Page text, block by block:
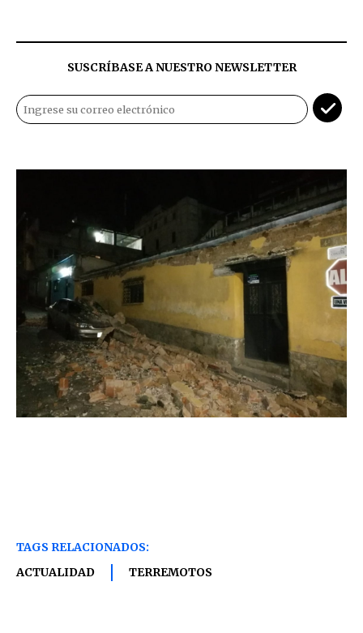
SUSCRÍBASE A NUESTRO NEWSLETTER
TAGS RELACIONADOS:
ACTUALIDAD
TERREMOTOS